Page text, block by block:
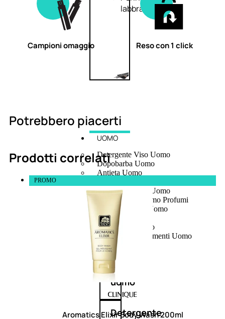
labbra
UOMO
Detergente Viso Uomo
Dopobarba Uomo
Antieta Uomo
Contorno Occhi Uomo
Bagnodoccia Uomo Profumi
Docciaschiuma Uomo
Corpo Uomo
Deodoranti Uomo
Confezioni Trattamenti Uomo
Antietà
uomo
Detergente
Campioni omaggio Reso con 1 click
Potrebbero piacerti
Prodotti correlati
PROMO
Aromatics Elixir Body Wash 200ml